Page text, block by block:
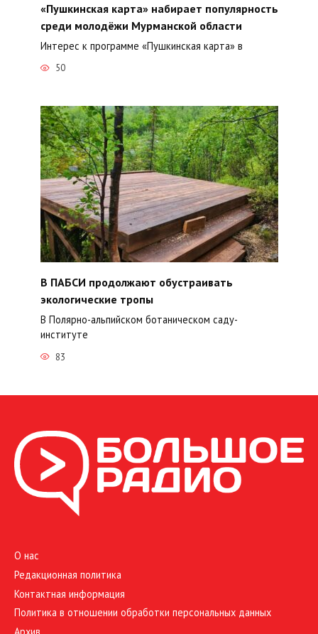
«Пушкинская карта» набирает популярность
среди молодёжи Мурманской области
Интерес к программе «Пушкинская карта» в
50
В ПАБСИ продолжают обустраивать
экологические тропы
В Полярно-альпийском ботаническом саду-
институте
83
О нас
Редакционная политика
Контактная информация
Политика в отношении обработки персональных данных